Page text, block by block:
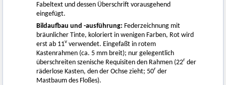
Fabeltext und dessen Überschrift vorausgehend
eingefügt.
Bildaufbau und -ausführung: Federzeichnung mit
bräunlicher Tinte, koloriert in wenigen Farben, Rot wird
erst ab 11v verwendet. Eingefaßt in rotem
Kastenrahmen (ca. 5 mm breit); nur gelegentlich
überschreiten szenische Requisiten den Rahmen (22r der
räderlose Kasten, den der Ochse zieht; 50r der
Mastbaum des Floßes).